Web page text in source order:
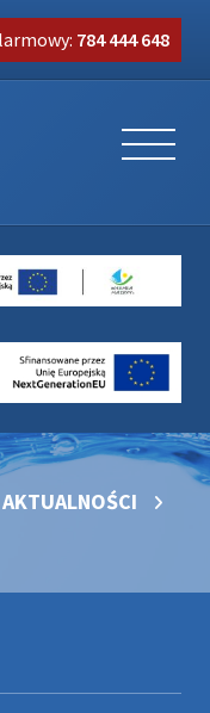
784 444 648
AKTUALNOŚCI